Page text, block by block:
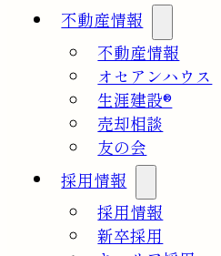
不動産情報
不動産情報
オセアンハウス
生涯建設®
売却相談
友の会
採用情報
採用情報
新卒採用